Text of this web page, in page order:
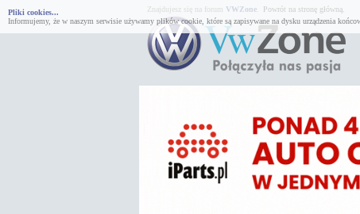
Pliki cookies...
Informujemy, że w naszym serwisie używamy plików cookie, które są zapisywane na dysku urządzenia
Znajdujesz się na forum VWZone. Powrót na stronę główną.